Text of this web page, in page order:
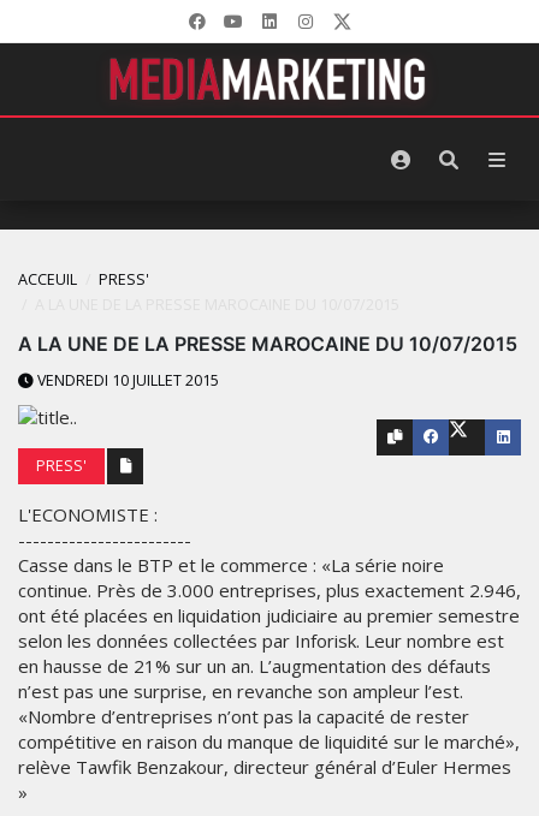
ACCEUIL
PRESS'
A LA UNE‬ DE LA PRESSE‬ ‪MAROCAINE‬ DU 10/07/2015
VENDREDI 10 JUILLET 2015
PRESS'
L'ECONOMISTE :
------------------------
Casse dans le BTP et le commerce : «La série noire
continue. Près de 3.000 entreprises, plus exactement 2.946,
ont été placées en liquidation judiciaire au premier semestre
selon les données collectées par Inforisk. Leur nombre est
en hausse de 21% sur un an. L’augmentation des défauts
n’est pas une surprise, en revanche son ampleur l’est.
«Nombre d’entreprises n’ont pas la capacité de rester
compétitive en raison du manque de liquidité sur le marché»,
relève Tawfik Benzakour, directeur général d’Euler Hermes
»